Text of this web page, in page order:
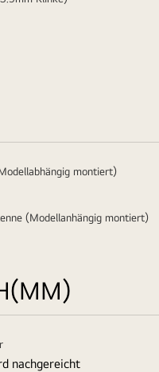
montiert)
(Modellanhängig montiert)
nachgereicht